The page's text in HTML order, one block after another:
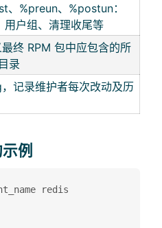
、%preun、%postun：
用户组、清理收尾等
终 RPM 包中应包含的所
录
记录维护者每次改动及历
例
redis